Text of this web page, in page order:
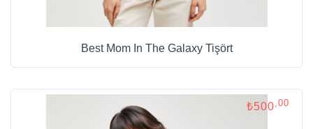
Best Mom In The Galaxy Tişört
₺500 ,00